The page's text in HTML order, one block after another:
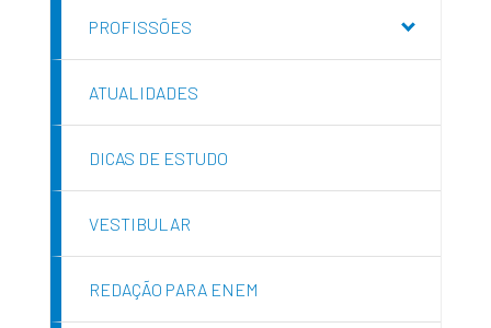
PROFISSÕES
ATUALIDADES
DICAS DE ESTUDO
VESTIBULAR
REDAÇÃO PARA ENEM